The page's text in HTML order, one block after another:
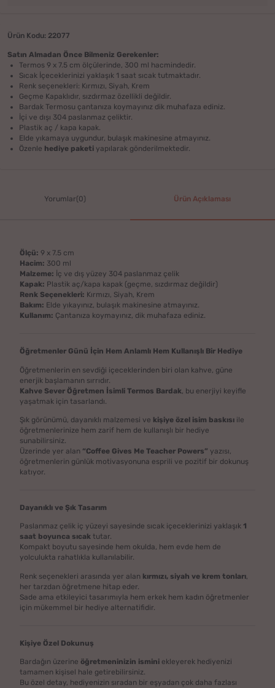
Ürün Kodu: 22077
Satın Almadan Önce Bilmeniz Gerekenler:
Termos 9 x 7.5 cm ölçülerinde, 300 ml hacmindedir.
Sıcak İçeceklerinizi yaklaşık 1 saat sıcak tutmaktadır.
Renk seçenekleri: Kırmızı, Siyah, Krem
Geçme Kapaklıdır, sızdırmaz özellikli değildir.
Bardak Termosu çantanıza koymayınız dik muhafaza ediniz.
İçi ve dışı 304 paslanmaz çeliktir.
Plastik aç / kapa kapak.
Elde yıkamaya uygundur, bulaşık makinesine atmayınız.
Özenle hediye paketi yapılarak gönderilmektedir.
Yorumlar(0) Ürün Açıklaması
Ölçü: 9 x 7.5 cm
Hacim: 300 ml
Malzeme: İç ve dış yüzey 304 paslanmaz çelik
Kapak: Plastik aç/kapa kapak (geçme, sızdırmaz değildir)
Renk Seçenekleri: Kırmızı, Siyah, Krem
Bakım: Elde yıkayınız, bulaşık makinesine atmayınız.
Kullanım: Çantanıza koymayınız, dik muhafaza ediniz.
Öğretmenler Günü İçin Hem Anlamlı Hem Kullanışlı Bir Hediye
Öğretmenlerin en sevdiği içeceklerinden biri olan kahve, güne
enerjik başlamanın sırrıdır.
Kahve Sever Öğretmen İsimli Termos Bardak , bu enerjiyi keyifle
yaşatmak için tasarlandı.
Şık görünümü, dayanıklı malzemesi ve kişiye özel isim baskısı ile
öğretmenlerinize hem zarif hem de kullanışlı bir hediye
sunabilirsiniz.
Üzerinde yer alan “Coffee Gives Me Teacher Powers” yazısı,
öğretmenlerin günlük motivasyonuna esprili ve pozitif bir dokunuş
katıyor.
Dayanıklı ve Şık Tasarım
Paslanmaz çelik iç yüzeyi sayesinde sıcak içeceklerinizi yaklaşık 1
saat boyunca sıcak tutar.
Kompakt boyutu sayesinde hem okulda, hem evde hem de
yolculukta rahatlıkla kullanılabilir.
Renk seçenekleri arasında yer alan kırmızı, siyah ve krem tonları
her tarzdan öğretmene hitap eder.
Sade ama etkileyici tasarımıyla hem erkek hem kadın öğretmenler
için mükemmel bir hediye alternatifidir.
Kişiye Özel Dokunuş
Bardağın üzerine öğretmeninizin ismini ekleyerek hediyenizi
tamamen kişisel hale getirebilirsiniz.
Bu özel detay, hediyenizin sıradan bir eşyadan çok daha fazlası